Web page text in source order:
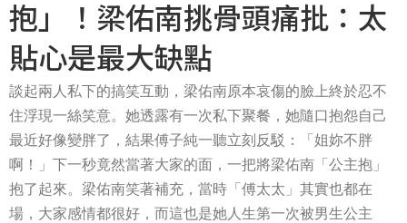
抱」！梁佑南挑骨頭痛批：太
貼心是最大缺點
談起兩人私下的搞笑互動，梁佑南原本哀傷的臉上終於忍不
住浮現一絲笑意。她透露有一次私下聚餐，她隨口抱怨自己
最近好像變胖了，結果傅子純一聽立刻反駁：「姐妳不胖
啊！」下一秒竟然當著大家的面，一把將梁佑南「公主抱」
抱了起來。梁佑南笑著補充，當時「傅太太」其實也都在
場，大家感情都很好，而這也是她人生第一次被男生公主